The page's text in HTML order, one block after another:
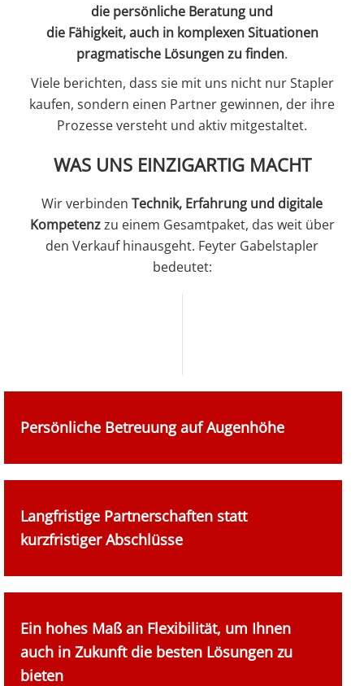
die persönliche Beratung und
die Fähigkeit, auch in komplexen Situationen
pragmatische Lösungen zu finden.
Viele berichten, dass sie mit uns nicht nur Stapler
kaufen, sondern einen Partner gewinnen, der ihre
Prozesse versteht und aktiv mitgestaltet.
WAS UNS EINZIGARTIG MACHT
Wir verbinden Technik, Erfahrung und digitale
Kompetenzzu einem Gesamtpaket, das weit über
den Verkauf hinausgeht. Feyter Gabelstapler
bedeutet:
Persönliche Betreuung auf Augenhöhe
Langfristige Partnerschaften statt
kurzfristiger Abschlüsse
Ein hohes Maß an Flexibilität, um Ihnen
auch in Zukunft die besten Lösungen zu
bieten